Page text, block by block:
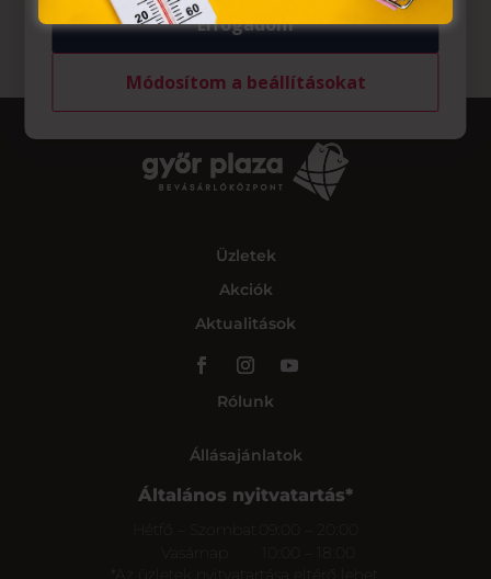
Üzletek
Akciók
Aktualitások
Rólunk
Állásajánlatok
Általános nyitvatartás*
Elfogadom
Módosítom a beállításokat